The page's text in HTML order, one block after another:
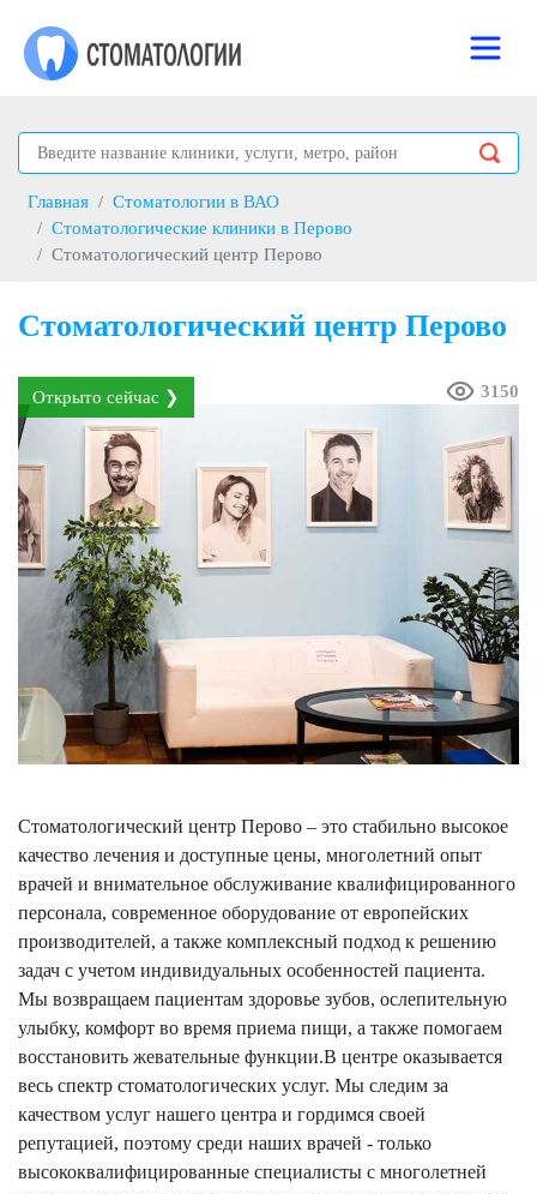
Главная
Стоматологии в ВАО
Стоматологические клиники в Перово
Стоматологический центр Перово
Стоматологический центр Перово
3150
Открыто сейчас ❯
Стоматологический центр Перово – это стабильно высокое
качество лечения и доступные цены, многолетний опыт
врачей и внимательное обслуживание квалифицированного
персонала, современное оборудование от европейских
производителей, а также комплексный подход к решению
задач с учетом индивидуальных особенностей пациента.
Мы возвращаем пациентам здоровье зубов, ослепительную
улыбку, комфорт во время приема пищи, а также помогаем
восстановить жевательные функции.В центре оказывается
весь спектр стоматологических услуг. Мы следим за
качеством услуг нашего центра и гордимся своей
репутацией, поэтому среди наших врачей - только
высококвалифицированные специалисты с многолетней